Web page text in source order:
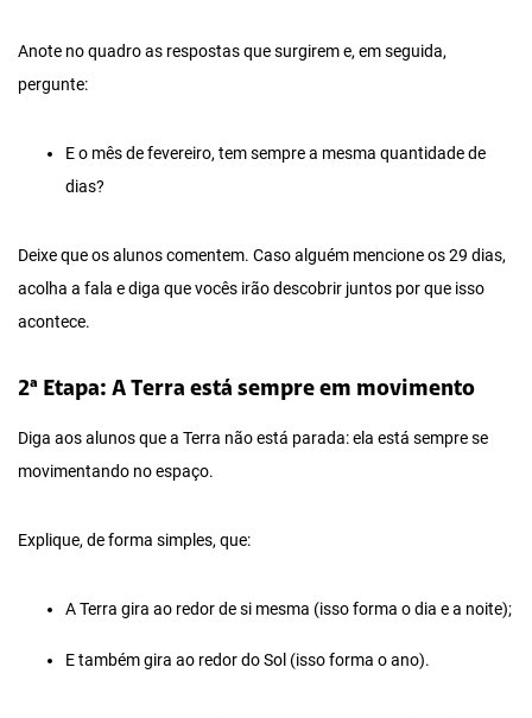
Anote no quadro as respostas que surgirem e, em seguida,
pergunte:
E o mês de fevereiro, tem sempre a mesma quantidade de
dias?
Deixe que os alunos comentem. Caso alguém mencione os 29 dias,
acolha a fala e diga que vocês irão descobrir juntos por que isso
acontece.
2ª Etapa: A Terra está sempre em movimento
Diga aos alunos que a Terra não está parada: ela está sempre se
movimentando no espaço.
Explique, de forma simples, que:
A Terra gira ao redor de si mesma (isso forma o dia e a noite);
E também gira ao redor do Sol (isso forma o ano).